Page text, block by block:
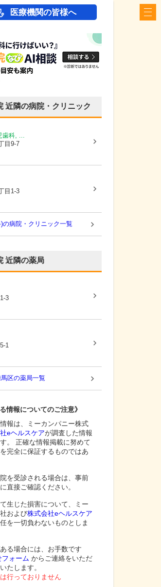
医療機関の皆様へ
近隣の病院・クリニック
歯科, ...
目9-7
目1-3
の病院・クリニック一覧
近隣の薬局
3
1
区の薬局一覧
情報についてのご注意》
報は、ミーカンパニー株式
eヘルスケアが調査した情報
。 正確な情報掲載に努めて
完全に保証するものではあ
を受診される場合は、事前
直接ご確認ください。
生じた損害について、ミー
および株式会社eヘルスケア
を一切負わないものとしま
る場合には、お手数です
フォーム からご連絡をいただ
たします。
行っておりません